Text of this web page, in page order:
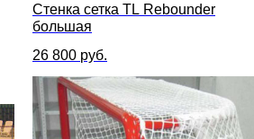
Стенка сетка TL Rebounder
большая
26 800 руб.